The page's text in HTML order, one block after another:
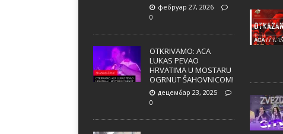
фебруар 27, 2026
0
OTKRIVAMO: ACA
LUKAS PEVAO
HRVATIMA U MOSTARU
OGRNUT ŠAHOVNICOM!
децембар 23, 2025
0